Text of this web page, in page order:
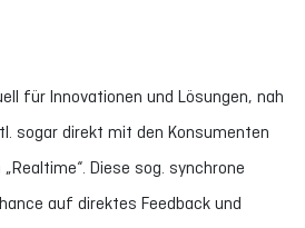
für Innovationen und Lösungen, nah
sogar direkt mit den Konsumenten
Diese sog. synchrone
auf direktes Feedback und